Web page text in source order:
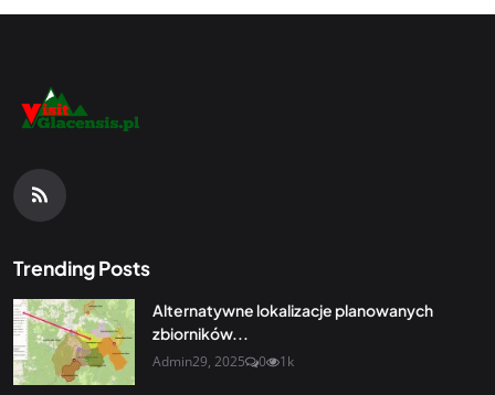
Trending Posts
Alternatywne lokalizacje planowanych
zbiorników...
Admin29, 2025 0 1k